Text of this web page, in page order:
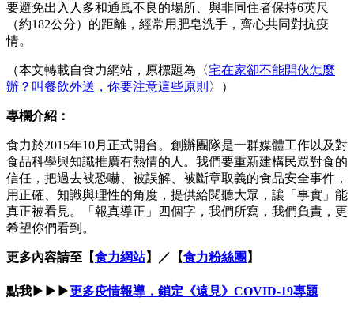
要避免出入人多和通風不良的場所、與非同住者保持6英尺
（約182公分）的距離，經常用肥皂洗手，齊心共同對抗疫
情。
（本文轉載自食力網站，原標題為〈宅在家卻不能開伙怎麼
辦？叫餐飲外送，你要注意這些原則 〉）
專欄介紹：
食力於2015年10月正式開台。創辦團隊是一群媒體工作以及對
食品科學與知識推廣有熱情的人。我們要重新建構民眾對食的
信任，把過去被恐嚇、被誤解、被斷章取義的食品安全事件，
用正確、知識與理性的角度，提供給閱聽大眾，讓「事實」能
真正被看見。「報真導正」四個字，我們所寫，我們負責，更
希望你們看到。
更多內容請至【食力網站】／【食力粉絲團 】
點我▶▶▶更多疫情報導，鎖定《遠見》COVID-19專題